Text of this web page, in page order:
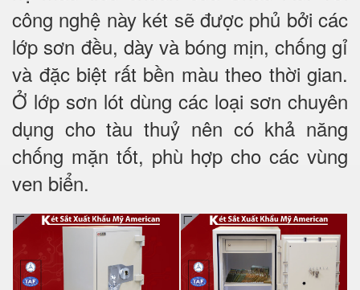
công nghệ này két sẽ được phủ bởi các
lớp sơn đều, dày và bóng mịn, chống gỉ
và đặc biệt rất bền màu theo thời gian.
Ở lớp sơn lót dùng các loại sơn chuyên
dụng cho tàu thuỷ nên có khả năng
chống mặn tốt, phù hợp cho các vùng
ven biển.